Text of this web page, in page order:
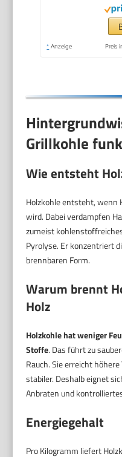
* Anzeige Preis
Grillkohle
Wie entsteht
Holzkohle entsteht, wenn
wird. Dabei verdampfen
zumeist
Pyrolyse. Er konzentriert
brennbaren Form.
Warum brennt
Holz
Holzkohle hat weniger
Stoffe. Das führt zu
Rauch. Sie erreicht
stabiler. Deshalb eignet
Anbraten und
Energiegehalt
Pro Kilogramm liefert